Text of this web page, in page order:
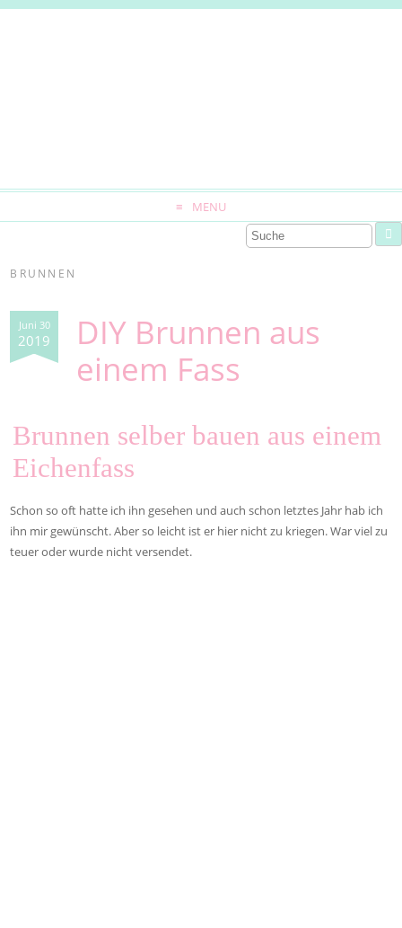
MENU
BRUNNEN
Juni 30
2019
DIY Brunnen aus
einem Fass
Brunnen selber bauen aus einem
Eichenfass
Schon so oft hatte ich ihn gesehen und auch schon letztes Jahr hab ich
ihn mir gewünscht. Aber so leicht ist er hier nicht zu kriegen. War viel zu
teuer oder wurde nicht versendet.